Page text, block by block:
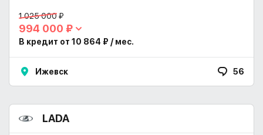
1 025 000 ₽
994 000 ₽
В кредит от 10 864 ₽ / мес.
Ижевск 56
LADA